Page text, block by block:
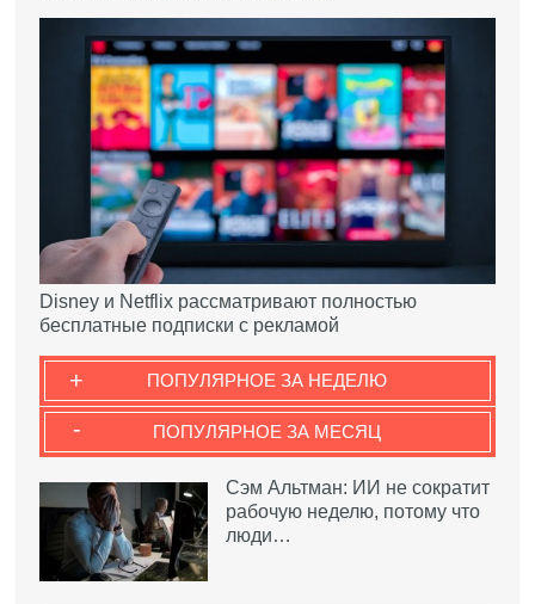
Disney и Netflix рассматривают полностью
бесплатные подписки с рекламой
ПОПУЛЯРНОЕ ЗА НЕДЕЛЮ
+
ПОПУЛЯРНОЕ ЗА МЕСЯЦ
-
Сэм Альтман: ИИ не сократит
рабочую неделю, потому что
люди…